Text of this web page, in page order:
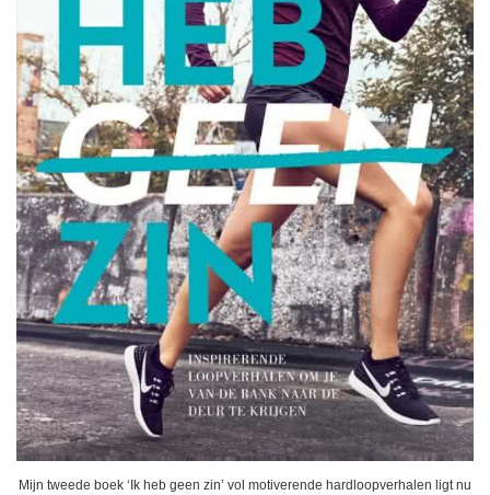
Mijn tweede boek ‘Ik heb geen zin’ vol motiverende hardloopverhalen ligt nu